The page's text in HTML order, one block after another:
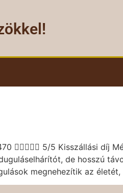
 5/5 Kisszállási díj
de hosszú
megnehezítik az